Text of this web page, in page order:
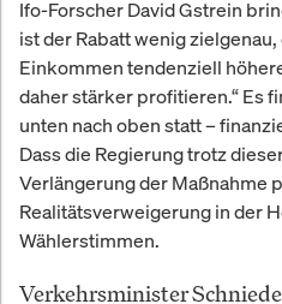
Ifo-Forscher David Gstrein
ist der Rabatt wenig
Einkommen tendenziell
daher stärker profitieren.“ Es
unten nach oben statt –
Dass die Regierung trotz
Verlängerung der Maßnahme
Realitätsverweigerung in der
Wählerstimmen.
Verkehrsminister